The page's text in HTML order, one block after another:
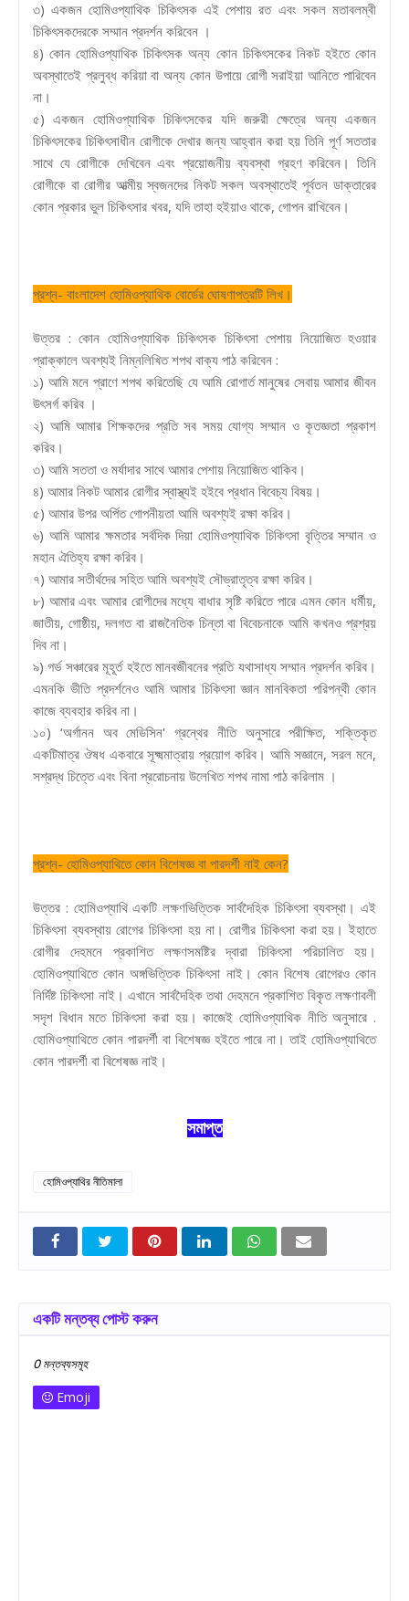
৩) একজন হোমিওপ্যাথিক চিকিৎসক এই পেশায় রত এবং সকল মতাবলম্বী
চিকিৎসকদেরকে সম্মান প্রদর্শন করিবেন ।
৪) কোন হোমিওপ্যাথিক চিকিৎসক অন্য কোন চিকিৎসকের নিকট হইতে কোন
অবস্থাতেই প্রলুব্ধ করিয়া বা অন্য কোন উপায়ে রোগী সরাইয়া আনিতে পারিবেন
না।
৫) একজন হোমিওপ্যাথিক চিকিৎসকের যদি জরুরী ক্ষেত্রে অন্য একজন
চিকিৎসকের চিকিৎসাধীন রোগীকে দেখার জন্য আহ্বান করা হয় তিনি পূর্ণ সততার
সাথে যে রোগীকে দেখিবেন এবং প্রয়োজনীয় ব্যবস্থা গ্রহণ করিবেন। তিনি
রোগীকে বা রোগীর আত্মীয় স্বজনদের নিকট সকল অবস্থাতেই পূর্বতন ডাক্তারের
কোন প্রকার ভুল চিকিৎসার খবর, যদি তাহা হইয়াও থাকে, গোপন রাখিবেন।
প্রশ্ন- বাংলাদেশ হোমিওপ্যাথিক বোর্ডের ঘোষণাপত্রটি লিখ।
উত্তর : কোন হোমিওপ্যাথিক চিকিৎসক চিকিৎসা পেশায় নিয়োজিত হওয়ার
প্রাক্কালে অবশ্যই নিম্নলিখিত শপথ বাক্য পাঠ করিবেন :
১) আমি মনে প্রাণে শপথ করিতেছি যে আমি রোগার্ত মানুষের সেবায় আমার জীবন
উৎসর্গ করিব ।
২) আমি আমার শিক্ষকদের প্রতি সব সময় যোগ্য সম্মান ও কৃতজ্ঞতা প্রকাশ
করিব।
৩) আমি সততা ও মর্যাদার সাথে আমার পেশায় নিয়োজিত থাকিব।
৪) আমার নিকট আমার রোগীর স্বাস্থ্যই হইবে প্রধান বিবেচ্য বিষয়।
৫) আমার উপর অর্পিত গোপনীয়তা আমি অবশ্যই রক্ষা করিব।
৬) আমি আমার ক্ষমতার সর্বদিক দিয়া হোমিওপ্যাথিক চিকিৎসা বৃত্তির সম্মান ও
মহান ঐতিহ্য রক্ষা করিব।
৭) আমার সতীর্থদের সহিত আমি অবশ্যই সৌভ্রাতৃত্ব রক্ষা করিব।
৮) আমার এবং আমার রোগীদের মধ্যে বাধার সৃষ্টি করিতে পারে এমন কোন ধর্মীয়,
জাতীয়, গোষ্ঠীয়, দলগত বা রাজনৈতিক চিন্তা বা বিবেচনাকে আমি কখনও প্রশ্রয়
দিব না।
৯) গর্ভ সঞ্চারের মূহূর্ত হইতে মানবজীবনের প্রতি যথাসাধ্য সম্মান প্রদর্শন করিব।
এমনকি ভীতি প্রদর্শনেও আমি আমার চিকিৎসা জ্ঞান মানবিকতা পরিপন্থী কোন
কাজে ব্যবহার করিব না।
১০) ‘অর্গানন অব মেডিসিন' গ্রন্থের নীতি অনুসারে পরীক্ষিত, শক্তিকৃত
একটিমাত্র ঔষধ একবারে সূক্ষ্মমাত্রায় প্রয়োগ করিব। আমি সজ্ঞানে, সরল মনে,
সশ্রদ্ধ চিত্তে এবং বিনা প্ররোচনায় উলেখিত শপথ নামা পাঠ করিলাম ।
প্রশ্ন- হোমিওপ্যাথিতে কোন বিশেষজ্ঞ বা পারদর্শী নাই কেন?
উত্তর : হোমিওপ্যাথি একটি লক্ষণভিত্তিক সার্বদৈহিক চিকিৎসা ব্যবস্থা। এই
চিকিৎসা ব্যবস্থায় রোগের চিকিৎসা হয় না। রোগীর চিকিৎসা করা হয়। ইহাতে
রোগীর দেহমনে প্রকাশিত লক্ষণসমষ্টির দ্বারা চিকিৎসা পরিচালিত হয়।
হোমিওপ্যাথিতে কোন অঙ্গভিত্তিক চিকিৎসা নাই। কোন বিশেষ রোগেরও কোন
নির্দিষ্ট চিকিৎসা নাই। এখানে সার্বদৈহিক তথা দেহমনে প্রকাশিত বিকৃত লক্ষণাবলী
সদৃশ বিধান মতে চিকিৎসা করা হয়। কাজেই হোমিওপ্যাথিক নীতি অনুসারে .
হোমিওপ্যাথিতে কোন পারদর্শী বা বিশেষজ্ঞ হইতে পারে না। তাই হোমিওপ্যাথিতে
কোন পারদর্শী বা বিশেষজ্ঞ নাই।
সমাপ্ত
হোমিওপ্যাথির নীতিমালা
একটি মন্তব্য পোস্ট করুন
0 মন্তব্যসমূহ
Emoji